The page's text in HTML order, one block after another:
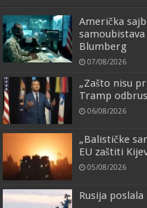
Američka
Blumberg
07/08/2026
„Zašto nisu
Tramp
06/08/2026
„Balističke
EU zaštiti
05/08/2026
Rusija